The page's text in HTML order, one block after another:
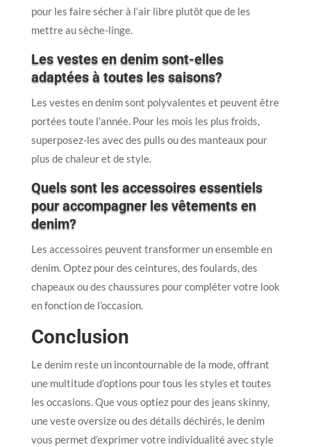
pour les faire sécher à l’air libre plutôt que de les
mettre au sèche-linge.
Les vestes en denim sont-elles
adaptées à toutes les saisons?
Les vestes en denim sont polyvalentes et peuvent être
portées toute l’année. Pour les mois les plus froids,
superposez-les avec des pulls ou des manteaux pour
plus de chaleur et de style.
Quels sont les accessoires essentiels
pour accompagner les vêtements en
denim?
Les accessoires peuvent transformer un ensemble en
denim. Optez pour des ceintures, des foulards, des
chapeaux ou des chaussures pour compléter votre look
en fonction de l’occasion.
Conclusion
Le denim reste un incontournable de la mode, offrant
une multitude d’options pour tous les styles et toutes
les occasions. Que vous optiez pour des jeans skinny,
une veste oversize ou des détails déchirés, le denim
vous permet d’exprimer votre individualité avec style